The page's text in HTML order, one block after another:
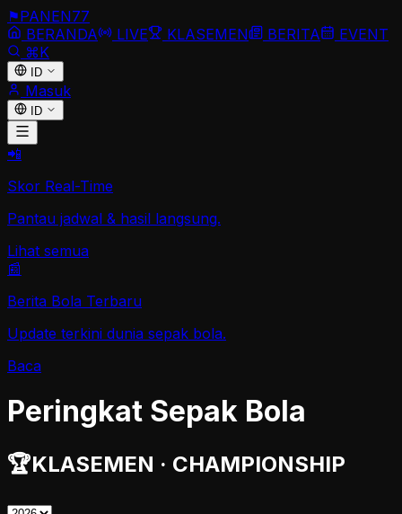
⚑PANEN77
BERANDA
LIVE KLASEMEN BERITA
EVENT
⌘K
ID
Masuk
ID
📲
Skor Real-Time
Pantau jadwal & hasil langsung.
Lihat semua
📰
Berita Bola Terbaru
Update terkini dunia sepak bola.
Baca
Peringkat Sepak Bola
🏆KLASEMEN · CHAMPIONSHIP